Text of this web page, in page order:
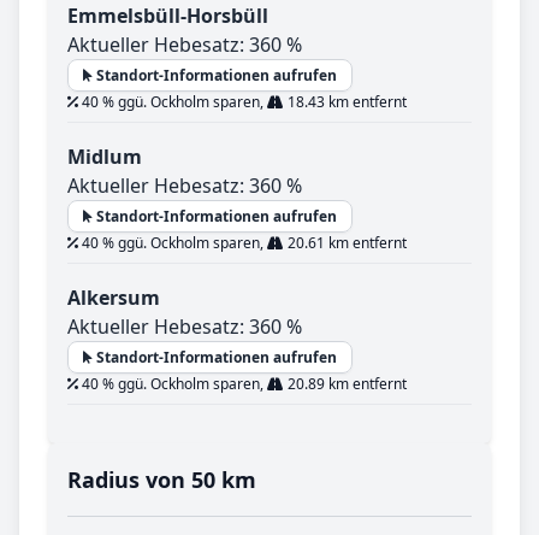
Emmelsbüll-Horsbüll
Aktueller Hebesatz: 360 %
Standort-Informationen aufrufen
40 % ggü. Ockholm sparen,
18.43 km entfernt
Midlum
Aktueller Hebesatz: 360 %
Standort-Informationen aufrufen
40 % ggü. Ockholm sparen,
20.61 km entfernt
Alkersum
Aktueller Hebesatz: 360 %
Standort-Informationen aufrufen
40 % ggü. Ockholm sparen,
20.89 km entfernt
Radius von 50 km